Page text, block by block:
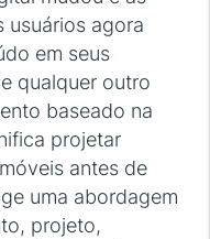
usuários agora
em seus
qualquer outro
baseado na
projetar
antes de
uma abordagem
projeto,